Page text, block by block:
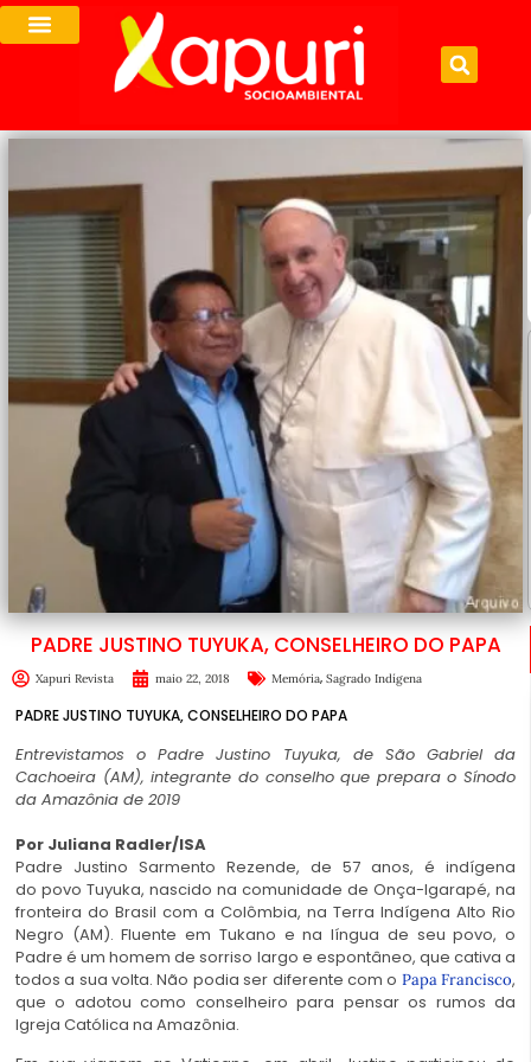
PADRE JUSTINO TUYUKA, CONSELHEIRO DO PAPA
Xapuri Revista maio 22, 2018 Memória, Sagrado Indígena
PADRE JUSTINO TUYUKA, CONSELHEIRO DO PAPA
Entrevistamos o Padre Justino Tuyuka, de São Gabriel da
Cachoeira (AM), integrante do conselho que prepara o Sínodo
da Amazônia de 2019
Por Juliana Radler/ISA
Padre Justino Sarmento Rezende, de 57 anos, é indígena
do povo Tuyuka, nascido na comunidade de Onça-Igarapé, na
fronteira do Brasil com a Colômbia, na Terra Indígena Alto Rio
Negro (AM). Fluente em Tukano e na língua de seu povo, o
Padre é um homem de sorriso largo e espontâneo, que cativa a
todos a sua volta. Não podia ser diferente com o Papa Francisco,
que o adotou como conselheiro para pensar os rumos da
Igreja Católica na Amazônia.